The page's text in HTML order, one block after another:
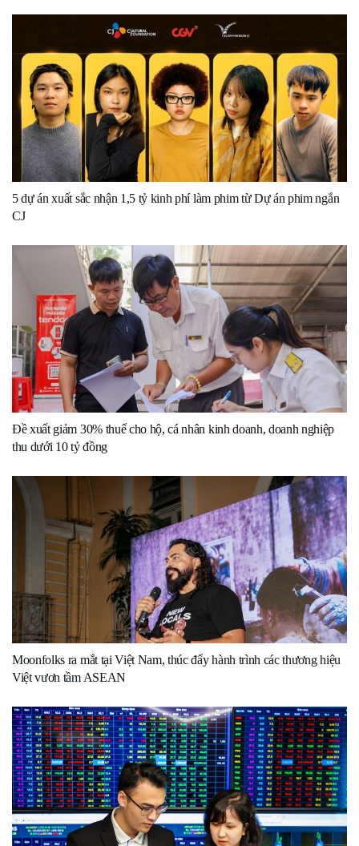
5 dự án xuất sắc nhận 1,5 tỷ kinh phí làm phim từ Dự án phim ngắn
CJ
Đề xuất giảm 30% thuế cho hộ, cá nhân kinh doanh, doanh nghiệp
thu dưới 10 tỷ đồng
Moonfolks ra mắt tại Việt Nam, thúc đẩy hành trình các thương hiệu
Việt vươn tầm ASEAN